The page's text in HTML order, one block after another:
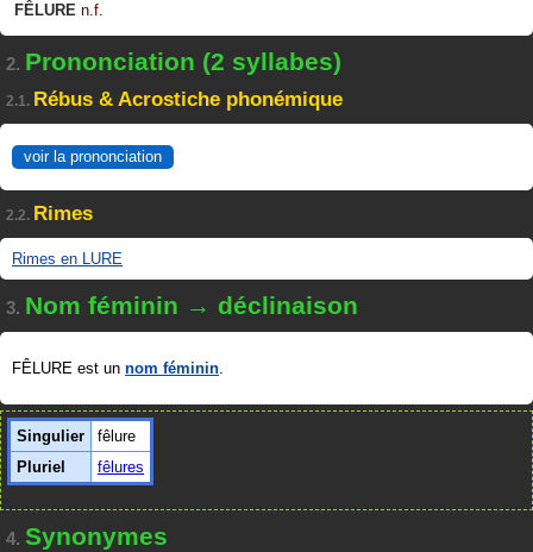
FÊLURE n.f.
2. Prononciation (2 syllabes)
2.1. Rébus & Acrostiche phonémique
voir la prononciation
2.2. Rimes
Rimes en LURE
3. Nom féminin → déclinaison
FÊLURE est un nom féminin.
Singulier
fêlure
Pluriel
fêlures
4. Synonymes